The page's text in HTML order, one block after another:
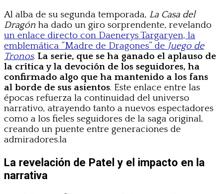
Al alba de su segunda temporada, La Casa del
Dragón ha dado un giro sorprendente, revelando
un enlace directo con Daenerys Targaryen, la
emblemática “Madre de Dragones” de Juego de
Tronos. La serie, que se ha ganado el aplauso de
la crítica y la devoción de los seguidores, ha
confirmado algo que ha mantenido a los fans
al borde de sus asientos. Este enlace entre las
épocas refuerza la continuidad del universo
narrativo, atrayendo tanto a nuevos espectadores
como a los fieles seguidores de la saga original,
creando un puente entre generaciones de
admiradores.la
La revelación de Patel y el impacto en la
narrativa